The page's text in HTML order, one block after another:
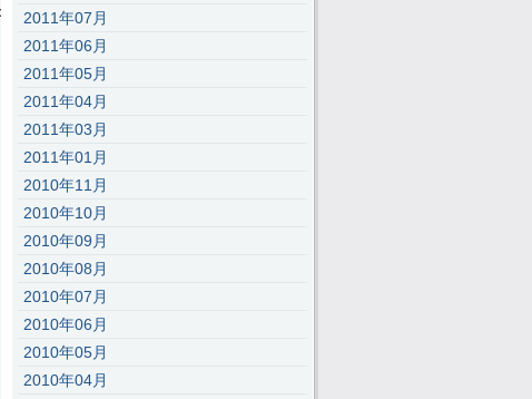
2011年07月
2011年06月
2011年05月
2011年04月
2011年03月
2011年01月
2010年11月
2010年10月
2010年09月
2010年08月
2010年07月
2010年06月
2010年05月
2010年04月